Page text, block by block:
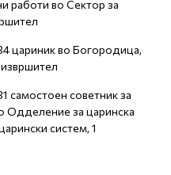
работи во Сектор за
цариник во Богородица,
извршител
самостоен советник за
Одделение за царинска
систем, 1